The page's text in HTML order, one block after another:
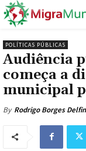
POLÍTICAS PÚBLICAS
Audiência
começa a
municipal
By Rodrigo Borges